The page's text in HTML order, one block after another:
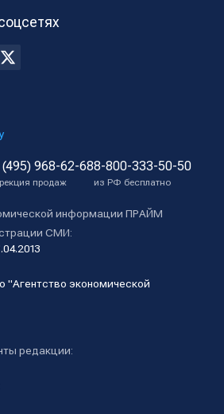
(495) 968-62-68
продаж
8-800-333-50-50
из РФ бесплатно
информации ПРАЙМ
СМИ:
"Агентство экономической
редакции: